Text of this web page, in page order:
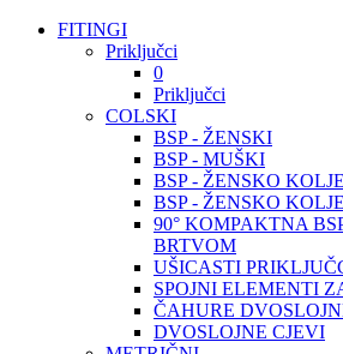
FITINGI
Priključci
0
Priključci
COLSKI
BSP - ŽENSKI
BSP - MUŠKI
BSP - ŽENSKO
BSP - ŽENSKO
90° KOMPAKTNA
BRTVOM
UŠICASTI
SPOJNI ELEMENTI
ČAHURE
DVOSLOJNE CJEVI